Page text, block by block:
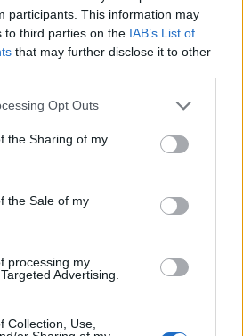
participants. This information may
to third parties on the IAB’s List of
that may further disclose it to other
Opt Outs
the Sharing of my
the Sale of my
processing my
Advertising.
Collection, Use,
Pinterest